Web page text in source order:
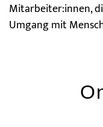
Mitarbeiter:innen,
Umgang mit